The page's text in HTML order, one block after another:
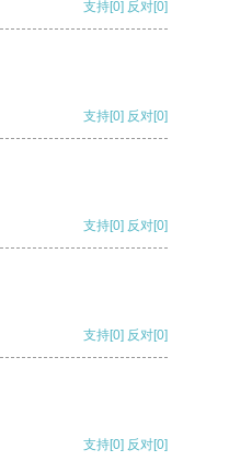
支持[0] 反对[0]
支持[0] 反对[0]
支持[0] 反对[0]
支持[0] 反对[0]
支持[0] 反对[0]